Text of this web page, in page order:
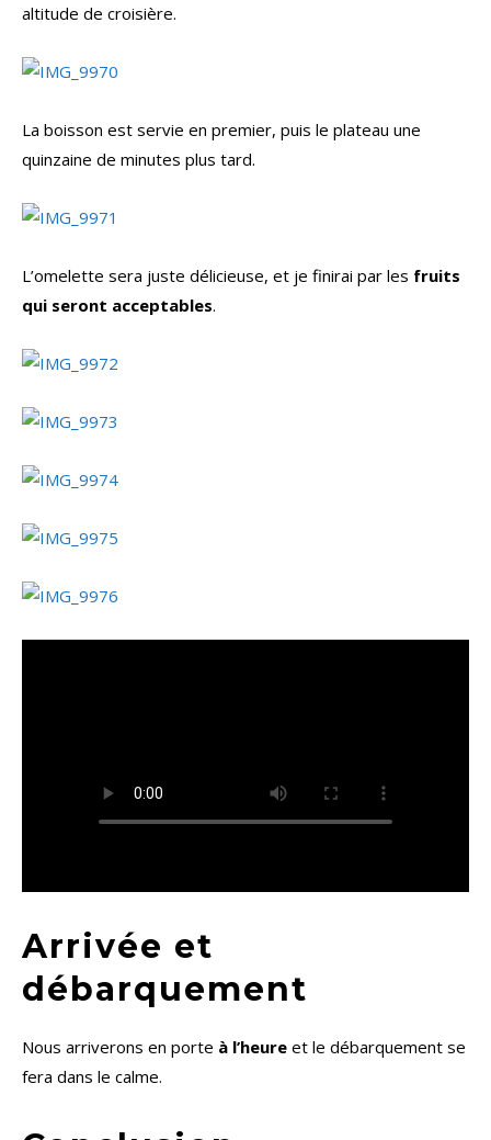
altitude de croisière.
La boisson est servie en premier, puis le plateau une
quinzaine de minutes plus tard.
L’omelette sera juste délicieuse, et je finirai par les fruits
qui seront acceptables.
Arrivée et
débarquement
Nous arriverons en porte à l’heure et le débarquement se
fera dans le calme.